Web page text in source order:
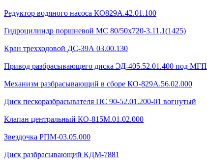
Редуктор водяного насоса КО829А.42.01.100
Гидроцилиндр поршневой МС 80/50х720-3.11.1(1425)
Кран трехходовой ДС-39А 03.00.130
Привод разбрасывающего диска ЭД-405.52.01.400 под МГП
Механизм разбрасывающий в сборе КО-829А.56.02.000
Диск пескоразбрасывателя ПС 90-52.01.200-01 вогнутый
Клапан центральный КО-815М.01.02.000
Звездочка РПМ-03.05.000
Диск разбрасывающий КДМ-7881